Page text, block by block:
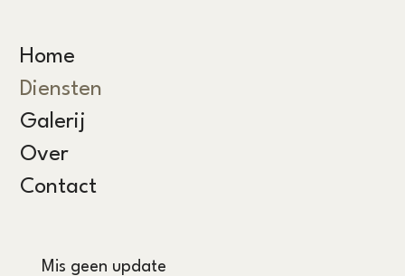
Home
Diensten
Galerij
Over
Contact
Mis geen update